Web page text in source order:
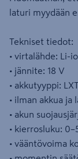
laturi myydään
Tekniset tiedot:
• virtalähde: Li-
• jännite: 18 V
• akkutyyppi:
• ilman akkua ja
• akun
• kierrosluku:
• vääntövoima